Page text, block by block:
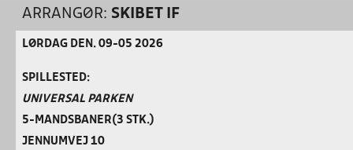
ARRANGØR: SKIBET IF
LØRDAG DEN. 09-05 2026
SPILLESTED:
UNIVERSAL PARKEN
5-MANDSBANER(3 STK.)
JENNUMVEJ 10